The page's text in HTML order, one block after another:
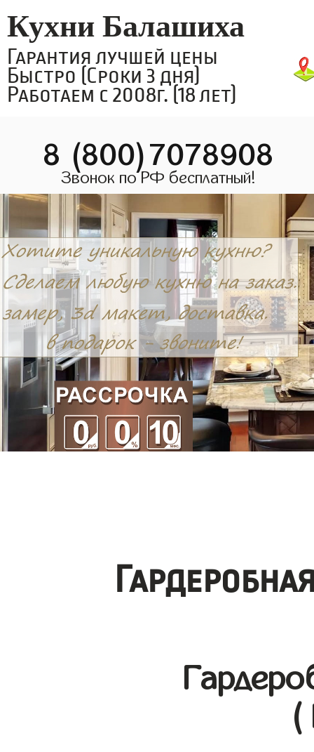
Кухни Балашиха
Гарантия лучшей цены
Быстро (Сроки 3 дня)
Работаем с 2008г. (18 лет)
8 (800)7078908
Звонок по РФ бесплатный!
(